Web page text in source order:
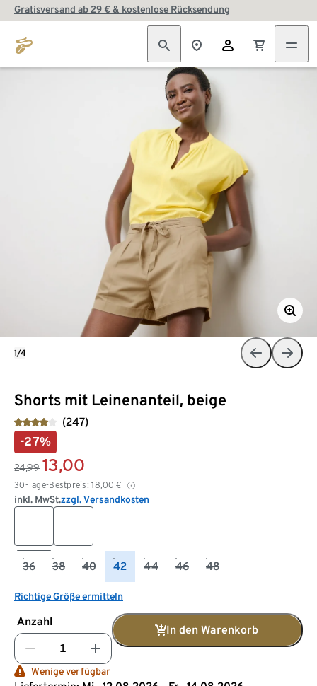
Gratisversand ab 29 € & kostenlose Rücksendung
Shorts mit Leinenanteil, beige
(247)
-27%
24,99 13,00
30-Tage-Bestpreis: 18,00 €
inkl. MwSt.zzgl. Versandkosten
36 38 40 42 44 46 48
Richtige Größe ermitteln
Anzahl
In den Warenkorb
Wenige verfügbar
1/4